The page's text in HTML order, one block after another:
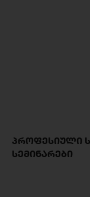
ᲞᲠᲝᲤᲔᲡᲘᲣᲚᲘ
ᲡᲔᲛᲘᲜᲐᲠᲔᲑᲘ